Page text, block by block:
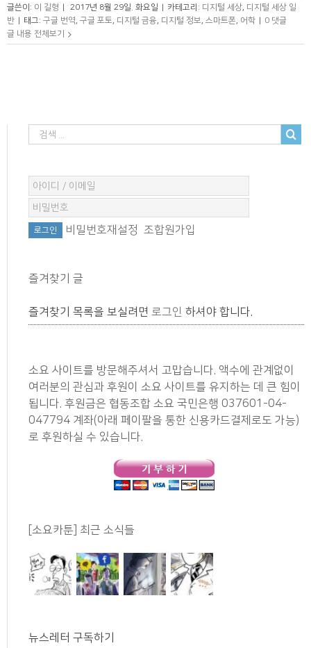
글쓴이: 이 길형 | 2017년 8월 29일. 화요일 | 카테고리: 디지털 세상, 디지털 세상 일
반 | 태그: 구글 번역, 구글 포토, 디지털 금융, 디지털 정보, 스마트폰, 어학 | 0 댓글
글 내용 전체보기
비밀번호재설정 조합원가입
즐겨찾기 글
즐겨찾기 목록을 보실려면 로그인 하셔야 합니다.
소요 사이트를 방문해주셔서 고맙습니다. 액수에 관계없이
여러분의 관심과 후원이 소요 사이트를 유지하는 데 큰 힘이
됩니다. 후원금은 협동조합 소요 국민은행 037601-04-
047794 계좌(아래 페이팔을 통한 신용카드결제로도 가능)
로 후원하실 수 있습니다.
[소요카툰] 최근 소식들
뉴스레터 구독하기